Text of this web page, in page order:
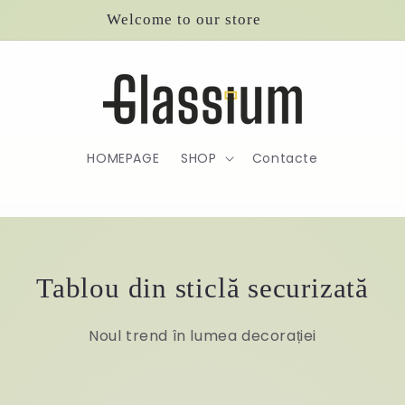
Welcome to our store
HOMEPAGE SHOP Contacte
Tablou din sticlă securizată
Noul trend în lumea decorației